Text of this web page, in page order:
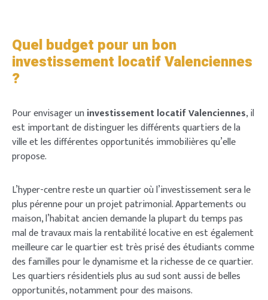
Quel budget pour un bon
investissement locatif Valenciennes
?
Pour envisager uninvestissement locatif Valenciennes, il
est important de distinguer les différents quartiers de la
ville et les différentes opportunités immobilières qu’elle
propose.
L’hyper-centre reste un quartier où l’investissement sera le
plus pérenne pour un projet patrimonial. Appartements ou
maison, l’habitat ancien demande la plupart du temps pas
mal de travaux mais la rentabilité locative en est également
meilleure car le quartier est très prisé des étudiants comme
des familles pour le dynamisme et la richesse de ce quartier.
Les quartiers résidentiels plus au sud sont aussi de belles
opportunités, notamment pour des maisons.